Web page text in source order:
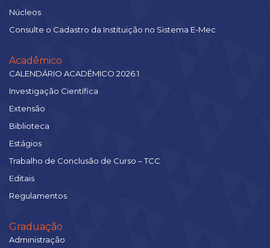
Núcleos
Consulte o Cadastro da Instituição no Sistema E-Mec
Acadêmico
CALENDÁRIO ACADÊMICO 2026.1
Investigação Científica
Extensão
Biblioteca
Estágios
Trabalho de Conclusão de Curso – TCC
Editais
Regulamentos
Graduação
Administração